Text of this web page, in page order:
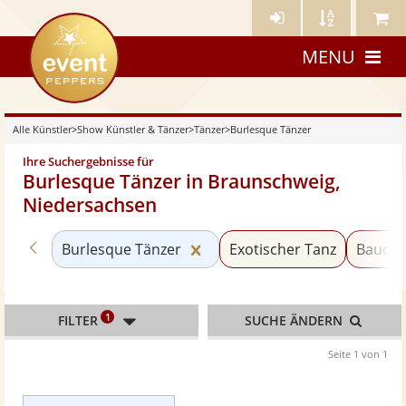
Künstler- Künstler Meine
eventpeppers
MENU
Alle Künstler>Show Künstler & Tänzer>Tänzer>Burlesque Tänzer
Ihre Suchergebnisse für
Burlesque Tänzer in Braunschweig,
Niedersachsen
Zurück zu «Tänzer»
Burlesque Tänzer Kategorie «Burlesque
Exotischer Tanz
FILTER 1 SUCHE ÄNDERN
Seite 1 von 1